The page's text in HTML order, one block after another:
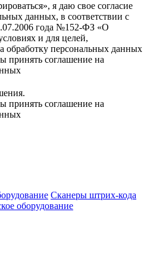
я даю свое согласие
данных, в соответствии с
года №152-ФЗ «О
и для целей,
обработку персональных данных
принять соглашение на
принять соглашение на
Сканеры штрих-кода
оборудование